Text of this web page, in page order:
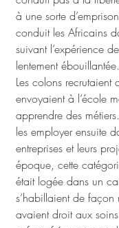
à une sorte
conduit les Africains
suivant l’expérience
lentement ébouillantée.
Les colons recrutaient
envoyaient à l’école
apprendre des
les employer ensuite
entreprises et leurs
époque, cette
était logée dans un
s’habillaient de façon
avaient droit aux